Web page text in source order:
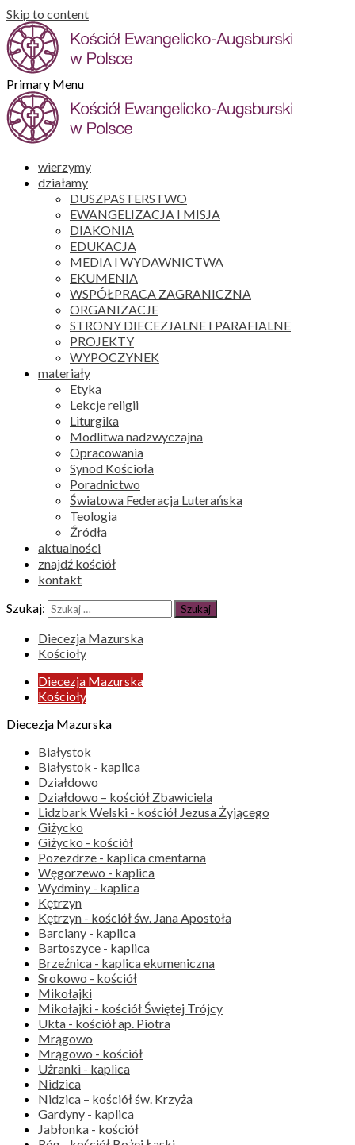
Skip to content
Primary Menu
wierzymy
działamy
DUSZPASTERSTWO
EWANGELIZACJA I MISJA
DIAKONIA
EDUKACJA
MEDIA I WYDAWNICTWA
EKUMENIA
WSPÓŁPRACA ZAGRANICZNA
ORGANIZACJE
STRONY DIECEZJALNE I PARAFIALNE
PROJEKTY
WYPOCZYNEK
materiały
Etyka
Lekcje religii
Liturgika
Modlitwa nadzwyczajna
Opracowania
Synod Kościoła
Poradnictwo
Światowa Federacja Luterańska
Teologia
Źródła
aktualności
znajdź kościół
kontakt
Szukaj:
Diecezja Mazurska
Kościoły
Diecezja Mazurska
Kościoły
Diecezja Mazurska
Białystok
Białystok - kaplica
Działdowo
Działdowo – kościół Zbawiciela
Lidzbark Welski - kościół Jezusa Żyjącego
Giżycko
Giżycko - kościół
Pozezdrze - kaplica cmentarna
Węgorzewo - kaplica
Wydminy - kaplica
Kętrzyn
Kętrzyn - kościół św. Jana Apostoła
Barciany - kaplica
Bartoszyce - kaplica
Brzeźnica - kaplica ekumeniczna
Srokowo - kościół
Mikołajki
Mikołajki - kościół Świętej Trójcy
Ukta - kościół ap. Piotra
Mrągowo
Mrągowo - kościół
Użranki - kaplica
Nidzica
Nidzica – kościół św. Krzyża
Gardyny - kaplica
Jabłonka - kościół